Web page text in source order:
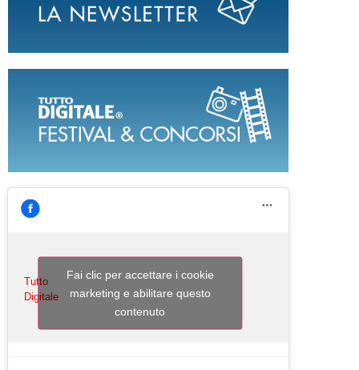
Tutto
Digitale
Fai clic per accettare i cookie
marketing e abilitare questo
contenuto